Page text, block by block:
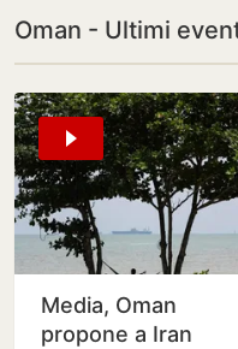
Oman - Ultimi
Media, Oman
propone a Iran